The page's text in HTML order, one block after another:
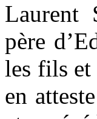
Laurent
père
les fils et
en atteste